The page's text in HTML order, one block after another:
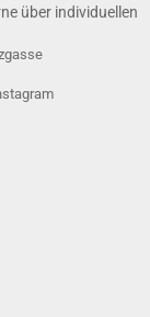
über individuellen